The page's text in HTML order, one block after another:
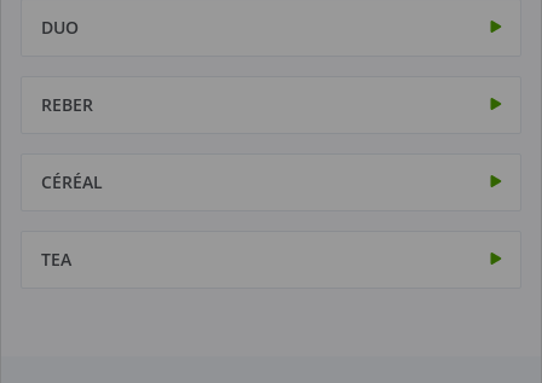
DUO
REBER
CÉRÉAL
TEA